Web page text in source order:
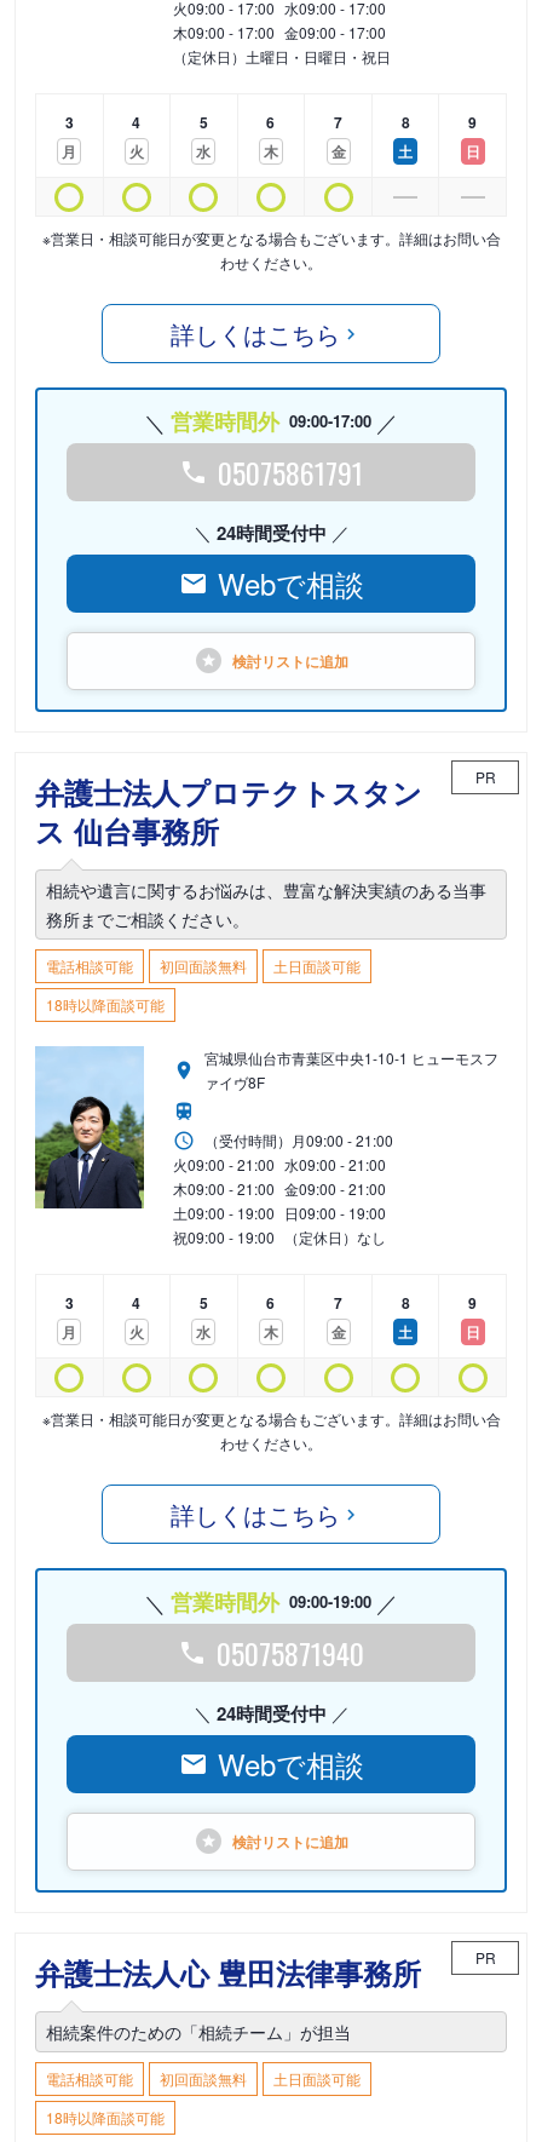
火09:00 - 17:00 水09:00 - 17:00
木09:00 - 17:00 金09:00 - 17:00
（定休日）土曜日・日曜日・祝日
3
月
4
火
5
水
6
木
7
金
8
土
9
日
※営業日・相談可能日が変更となる場合もございます。詳細はお問い合
わせください。
詳しくはこちら
営業時間外 09:00-17:00
05075861791
24時間受付中
Webで相談
検討リストに追加
弁護士法人プロテクトスタン
ス 仙台事務所
PR
相続や遺言に関するお悩みは、豊富な解決実績のある当事
務所までご相談ください。
電話相談可能 初回面談無料
土日面談可能
18時以降面談可能
宮城県仙台市青葉区中央1-10-1 ヒューモスフ
ァイヴ8F
（受付時間） 月09:00 - 21:00
火09:00 - 21:00 水09:00 - 21:00
木09:00 - 21:00 金09:00 - 21:00
土09:00 - 19:00 日09:00 - 19:00
祝09:00 - 19:00 （定休日）なし
3
月
4
火
5
水
6
木
7
金
8
土
9
日
※営業日・相談可能日が変更となる場合もございます。詳細はお問い合
わせください。
詳しくはこちら
営業時間外 09:00-19:00
05075871940
24時間受付中
Webで相談
検討リストに追加
弁護士法人心 豊田法律事務所 PR
相続案件のための「相続チーム」が担当
電話相談可能 初回面談無料
土日面談可能
18時以降面談可能